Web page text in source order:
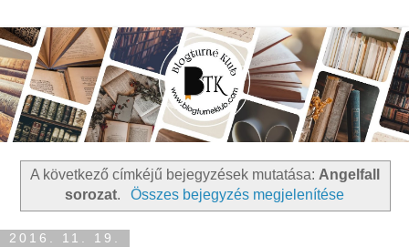
A következő címkéjű bejegyzések mutatása: Angelfall
sorozat. Összes bejegyzés megjelenítése
2016. 11. 19.